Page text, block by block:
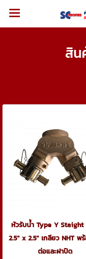
สิน
หัวรับน้ำ Type Y
2.5" x 2.5" เกลียว NHT พ
ต่อและฝาปิด